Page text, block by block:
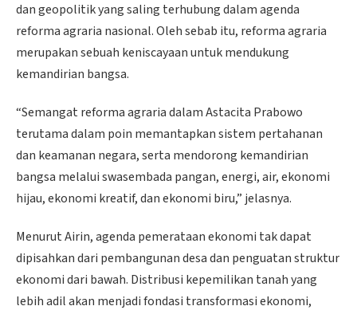
dan geopolitik yang saling terhubung dalam agenda
reforma agraria nasional. Oleh sebab itu, reforma agraria
merupakan sebuah keniscayaan untuk mendukung
kemandirian bangsa.
“Semangat reforma agraria dalam Astacita Prabowo
terutama dalam poin memantapkan sistem pertahanan
dan keamanan negara, serta mendorong kemandirian
bangsa melalui swasembada pangan, energi, air, ekonomi
hijau, ekonomi kreatif, dan ekonomi biru,” jelasnya.
Menurut Airin, agenda pemerataan ekonomi tak dapat
dipisahkan dari pembangunan desa dan penguatan struktur
ekonomi dari bawah. Distribusi kepemilikan tanah yang
lebih adil akan menjadi fondasi transformasi ekonomi,